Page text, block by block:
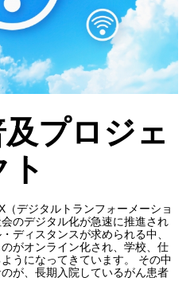
及プロジェ
ト
デジタルトランフォーメーショ
のデジタル化が急速に推進され
ディスタンスが求められる中、
がオンライン化され、学校、仕
うになってきています。 その中
が、長期入院しているがん患者